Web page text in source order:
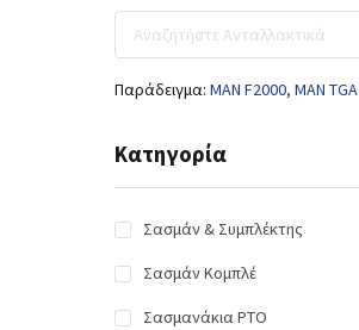
Παράδειγμα: MAN F2000, MAN TGA
Κατηγορία
Σασμάν & Συμπλέκτης
Σασμάν Κομπλέ
Σασμανάκια PTO